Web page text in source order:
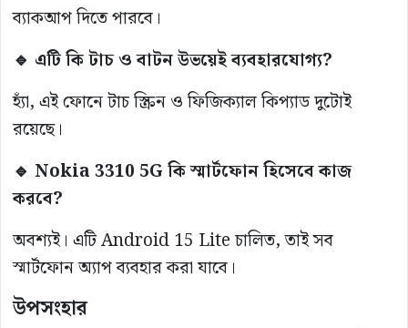
ব্যাকআপ দিতে পারবে।
🔹 এটি কি টাচ ও বাটন উভয়েই ব্যবহারযোগ্য?
হ্যাঁ, এই ফোনে টাচ স্ক্রিন ও ফিজিক্যাল কিপ্যাড দুটোই
রয়েছে।
🔹 Nokia 3310 5G কি স্মার্টফোন হিসেবে কাজ
করবে?
অবশ্যই। এটি Android 15 Lite চালিত, তাই সব
স্মার্টফোন অ্যাপ ব্যবহার করা যাবে।
উপসংহার